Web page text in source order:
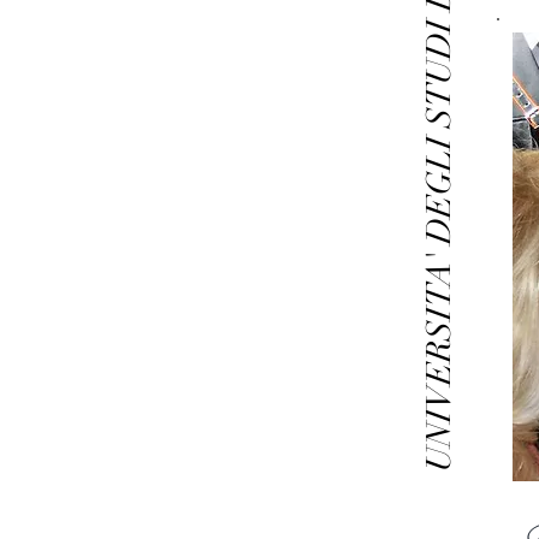
UNIVERSITA' DEGLI STUDI DEL SANNIO